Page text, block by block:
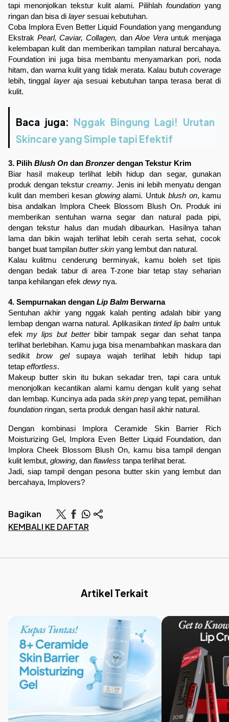
tapi menonjolkan tekstur kulit alami. Pilihlah foundation yang
ringan dan bisa di layer sesuai kebutuhan.
Coba Implora Even Better Liquid Foundation yang mengandung
Ekstrak Pearl, Caviar, Collagen, dan Aloe Vera untuk menjaga
kelembapan kulit dan memberikan tampilan natural bercahaya.
Foundation ini juga bisa membantu menyamarkan pori, noda
hitam, dan warna kulit yang tidak merata. Kalau butuh coverage
lebih, tinggal layer aja sesuai kebutuhan tanpa terasa berat di
kulit.
Baca juga: Nggak Bingung Lagi! Urutan
Skincare yang Simple tapi Efektif
3. Pilih Blush On dan Bronzer dengan Tekstur Krim
Biar hasil makeup terlihat lebih hidup dan segar, gunakan
produk dengan tekstur creamy. Jenis ini lebih menyatu dengan
kulit dan memberi kesan glowing alami. Untuk blush on, kamu
bisa andalkan
Implora Cheek Blossom Blush On. Produk ini
memberikan sentuhan warna segar dan natural pada pipi,
dengan tekstur halus dan mudah dibaurkan. Hasilnya tahan
lama dan bikin wajah terlihat lebih cerah serta sehat, cocok
banget buat tampilan butter skin yang lembut dan natural.
Kalau kulitmu cenderung berminyak, kamu boleh set tipis
dengan bedak tabur di area T-zone biar tetap stay seharian
tanpa kehilangan efek dewy nya.
4. Sempurnakan dengan Lip Balm Berwarna
Sentuhan akhir yang nggak kalah penting adalah bibir yang
lembap dengan warna natural. Aplikasikan tinted lip balm untuk
efek my lips but better bibir tampak segar dan sehat tanpa
terlihat berlebihan. Kamu juga bisa menambahkan maskara dan
sedikit brow gel supaya wajah terlihat lebih hidup tapi
tetap effortless.
Makeup butter skin itu bukan sekadar tren, tapi cara untuk
menonjolkan kecantikan alami kamu dengan kulit yang sehat
dan lembap. Kuncinya ada pada skin prep yang tepat, pemilihan
foundation ringan, serta produk dengan hasil akhir natural.
Dengan kombinasi
Implora Ceramide Skin Barrier Rich
Moisturizing Gel , Implora Even Better Liquid Foundation
Implora Cheek Blossom Blush On, kamu bisa tampil dengan
kulit lembut, glowing, dan flawless tanpa terlihat berat.
Jadi, siap tampil dengan pesona butter skin yang lembut dan
bercahaya, Implovers?
KEMBALI KE DAFTAR
Bagikan
Artikel Terkait